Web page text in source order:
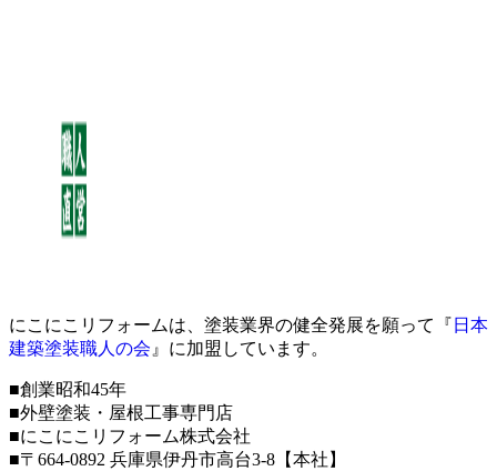
にこにこリフォームは、塗装業界の健全発展を願って『 日本
建築塗装職人の会 』に加盟しています。
■創業昭和45年
■外壁塗装・屋根工事専門店
■にこにこリフォーム株式会社
■〒664-0892 兵庫県伊丹市高台3-8【本社】